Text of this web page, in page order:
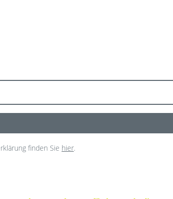
finden Sie hier.